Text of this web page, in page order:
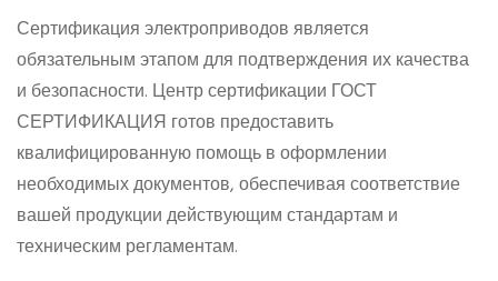
Сертификация электроприводов является
обязательным этапом для подтверждения их качества
и безопасности. Центр сертификации ГОСТ
СЕРТИФИКАЦИЯ готов предоставить
квалифицированную помощь в оформлении
необходимых документов, обеспечивая соответствие
вашей продукции действующим стандартам и
техническим регламентам.